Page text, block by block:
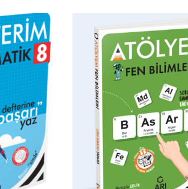
AddToCartAddToWishlist